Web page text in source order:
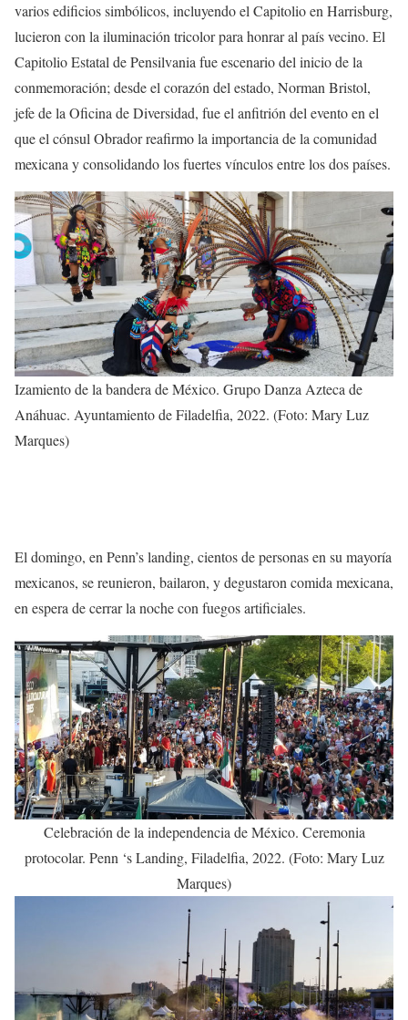
varios edificios simbólicos, incluyendo el Capitolio en Harrisburg,
lucieron con la iluminación tricolor para honrar al país vecino. El
Capitolio Estatal de Pensilvania fue escenario del inicio de la
conmemoración; desde el corazón del estado, Norman Bristol,
jefe de la Oficina de Diversidad, fue el anfitrión del evento en el
que el cónsul Obrador reafirmo la importancia de la comunidad
mexicana y consolidando los fuertes vínculos entre los dos países.
Izamiento de la bandera de México. Grupo Danza Azteca de
Anáhuac. Ayuntamiento de Filadelfia, 2022. (Foto: Mary Luz
Marques)
El domingo, en Penn’s landing, cientos de personas en su mayoría
mexicanos, se reunieron, bailaron, y degustaron comida mexicana,
en espera de cerrar la noche con fuegos artificiales.
Celebración de la independencia de México. Ceremonia
protocolar. Penn ‘s Landing, Filadelfia, 2022. (Foto: Mary Luz
Marques)